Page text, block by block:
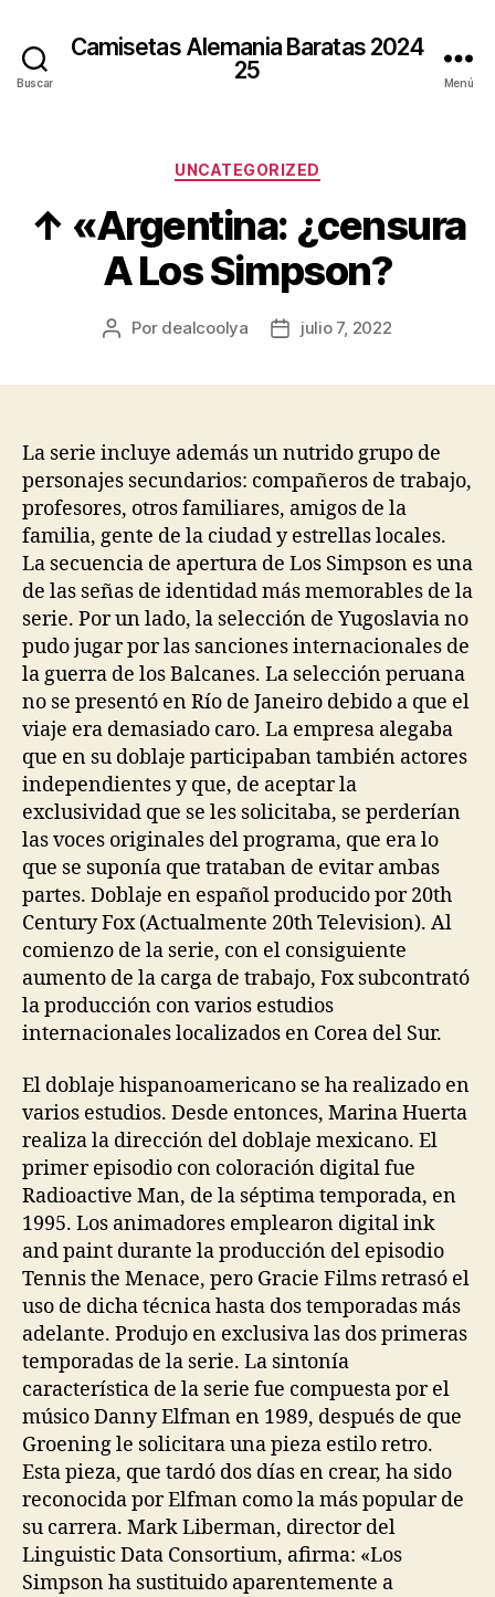
Buscar
Camisetas Alemania Baratas 2024
25
Menú
Categorías
UNCATEGORIZED
↑ «Argentina: ¿censura
A Los Simpson?
Autor
Por dealcoolya
Fechajulio 7, 2022
La serie incluye además un nutrido grupo de
personajes secundarios: compañeros de trabajo,
profesores, otros familiares, amigos de la
familia, gente de la ciudad y estrellas locales.
La secuencia de apertura de Los Simpson es una
de las señas de identidad más memorables de la
serie. Por un lado, la selección de Yugoslavia no
pudo jugar por las sanciones internacionales de
la guerra de los Balcanes. La selección peruana
no se presentó en Río de Janeiro debido a que el
viaje era demasiado caro. La empresa alegaba
que en su doblaje participaban también actores
independientes y que, de aceptar la
exclusividad que se les solicitaba, se perderían
las voces originales del programa, que era lo
que se suponía que trataban de evitar ambas
partes. Doblaje en español producido por 20th
Century Fox (Actualmente 20th Television). Al
comienzo de la serie, con el consiguiente
aumento de la carga de trabajo, Fox subcontrató
la producción con varios estudios
internacionales localizados en Corea del Sur.
El doblaje hispanoamericano se ha realizado en
varios estudios. Desde entonces, Marina Huerta
realiza la dirección del doblaje mexicano. El
primer episodio con coloración digital fue
Radioactive Man, de la séptima temporada, en
1995. Los animadores emplearon digital ink
and paint durante la producción del episodio
Tennis the Menace, pero Gracie Films retrasó el
uso de dicha técnica hasta dos temporadas más
adelante. Produjo en exclusiva las dos primeras
temporadas de la serie. La sintonía
característica de la serie fue compuesta por el
músico Danny Elfman en 1989, después de que
Groening le solicitara una pieza estilo retro.
Esta pieza, que tardó dos días en crear, ha sido
reconocida por Elfman como la más popular de
su carrera. Mark Liberman, director del
Linguistic Data Consortium, afirma: «Los
Simpson ha sustituido aparentemente a